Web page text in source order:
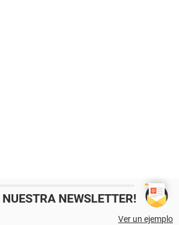
NEWSLETTER!
Ver un ejemplo